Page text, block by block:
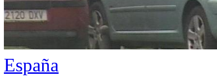
España